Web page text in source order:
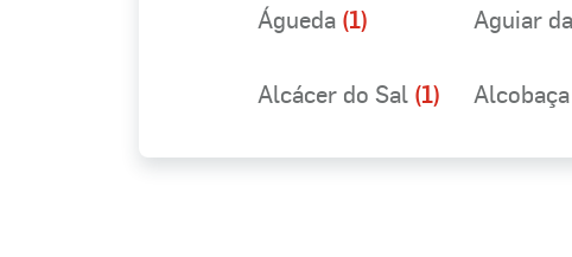
Águeda (1) Aguiar
Alcácer do Sal (1) Alcobaça